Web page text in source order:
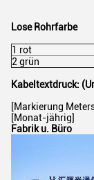
Lose Rohrfarbe
1 rot
2 grün
Kabeltextdruck:
[Markierung
[Monat-jährig]
Fabrik u. Büro